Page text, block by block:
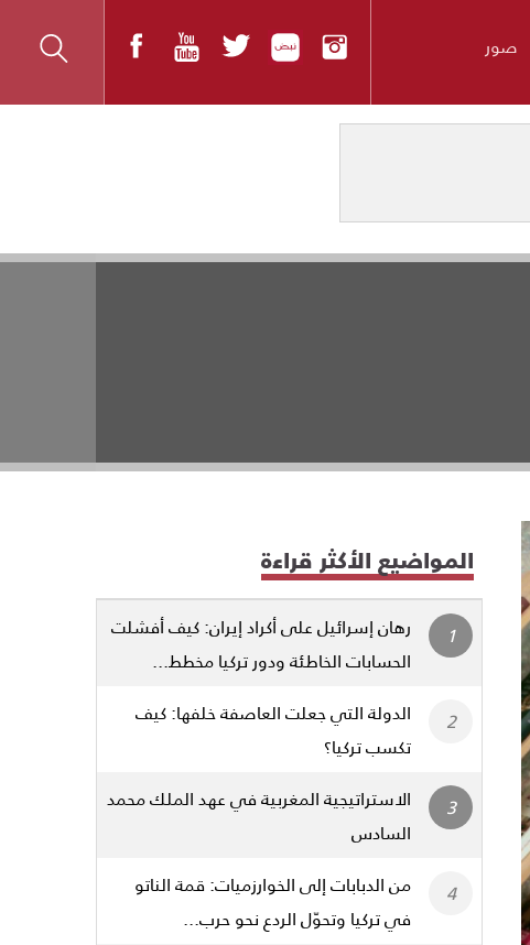
صور
المواضيع الأكثر قراءة
رهان إسرائيل على أكراد إيران: كيف أفشلت
الحسابات الخاطئة ودور تركيا مخطط...
الدولة التي جعلت العاصفة خلفها: كيف
تكسب تركيا؟
الاستراتيجية المغربية في عهد الملك محمد
السادس
من الدبابات إلى الخوارزميات: قمة الناتو
في تركيا وتحوّل الردع نحو حرب...